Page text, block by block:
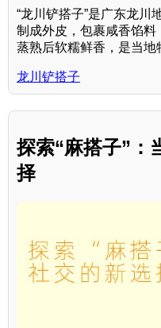
“龙川铲搭子”是广东龙川
制成外皮，包裹咸香馅料
蒸熟后软糯鲜香，是当地
龙川铲搭子
探索“麻搭子”：
择